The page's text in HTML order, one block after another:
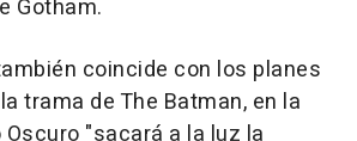
Gotham.
coincide con los planes
trama de The Batman, en la
"sacará a la luz la